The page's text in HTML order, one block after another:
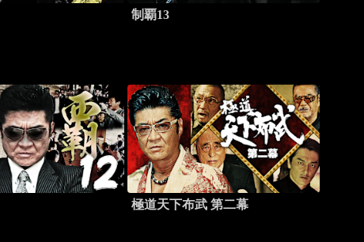
制覇13
極道天下布武 第二幕